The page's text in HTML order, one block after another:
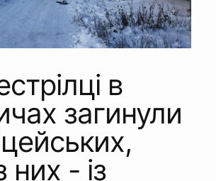
в
загинули
них - із